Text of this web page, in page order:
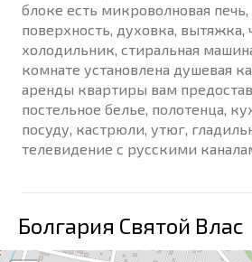
блоке есть микроволновая печь,
поверхность, духовка, вытяжка,
холодильник, стиральная
комнате установлена душевая
аренды квартиры вам
постельное белье, полотенца,
посуду, кастрюли, утюг,
телевидение с русскими
Болгария Святой Влас